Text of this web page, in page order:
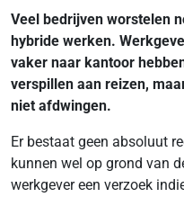
Veel bedrijven worstelen
hybride werken.
vaker naar kantoor
verspillen aan reizen,
niet afdwingen.
Er bestaat geen absoluut
kunnen wel op grond van
werkgever een verzoek